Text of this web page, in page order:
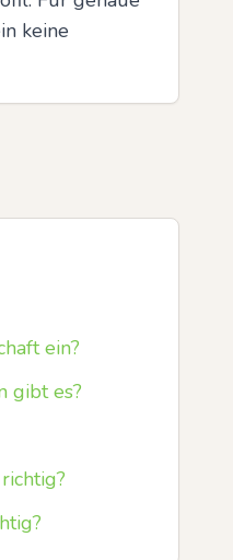
keine
ein?
gibt es?